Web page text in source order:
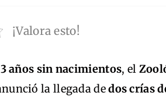
¡Valora esto!
años sin nacimientos, el
la llegada dedos crías